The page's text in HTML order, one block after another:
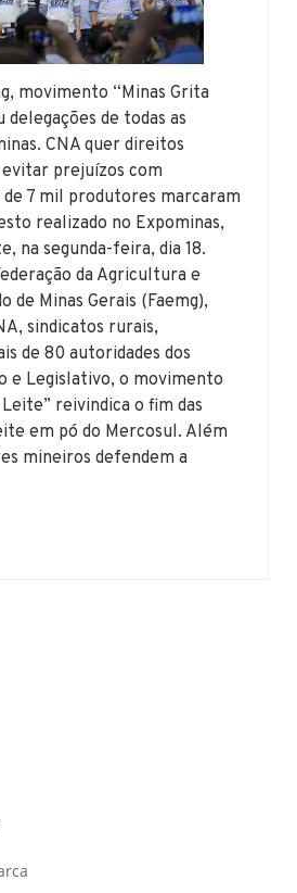
movimento “Minas Grita
de todas as
CNA quer direitos
prejuízos com
7 mil produtores marcaram
realizado no Expominas,
na segunda-feira, dia 18.
da Agricultura e
de Minas Gerais (Faemg),
sindicatos rurais,
de 80 autoridades dos
e Legislativo, o movimento
reivindica o fim das
em pó do Mercosul. Além
mineiros defendem a